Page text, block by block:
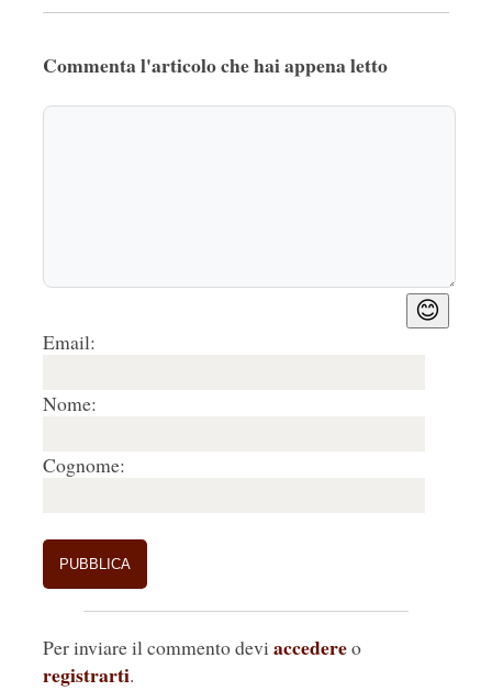
Commenta l'articolo che hai appena letto
😊
Email:
Nome:
Cognome:
Per inviare il commento devi accedereo
registrarti.